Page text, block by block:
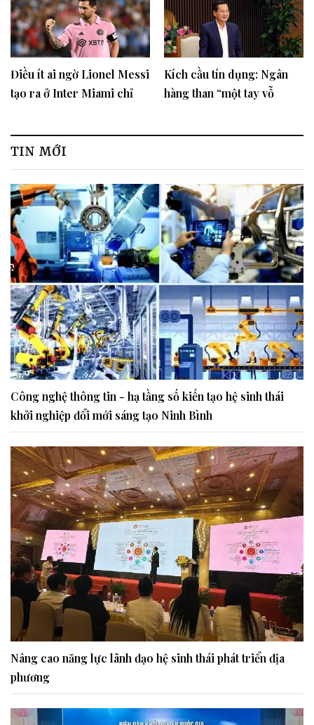
Điều ít ai ngờ Lionel Messi
tạo ra ở Inter Miami chỉ
Kích cầu tín dụng: Ngân
hàng than “một tay vỗ
TIN MỚI
Công nghệ thông tin - hạ tầng số kiến tạo hệ sinh thái
khởi nghiệp đổi mới sáng tạo Ninh Bình
Nâng cao năng lực lãnh đạo hệ sinh thái phát triển địa
phương